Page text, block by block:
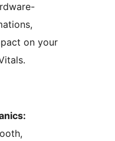
on your